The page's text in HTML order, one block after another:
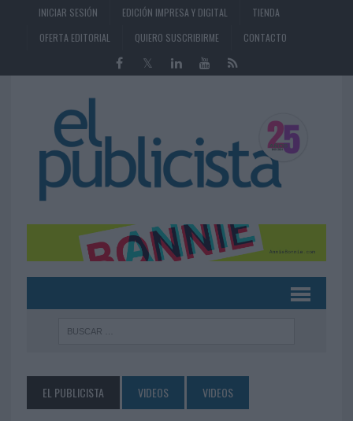
INICIAR SESIÓN EDICIÓN IMPRESA Y DIGITAL
TIENDA
OFERTA EDITORIAL
QUIERO SUSCRIBIRME CONTACTO
EL PUBLICISTA VIDEOS VIDEOS